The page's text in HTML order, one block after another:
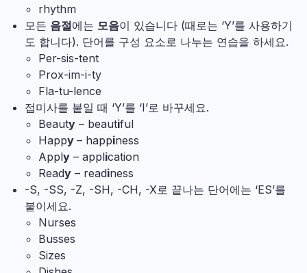
rhythm
모든 음절에는 모음이 있습니다 (때로는 ‘Y’를 사용하기
도 합니다). 단어를 구성 요소로 나누는 연습을 하세요.
Per-sis-tent
Prox-im-i-ty
Fla-tu-lence
접미사를 붙일 때 ‘Y’를 ‘I’로 바꾸세요.
Beauty – beautiful
Happy – happiness
Apply – application
Ready – readiness
-S, -SS, -Z, -SH, -CH, -X로 끝나는 단어에는 ‘ES’를
붙이세요.
Nurses
Busses
Sizes